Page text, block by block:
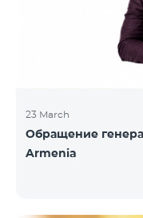
23 March
Обращение
Armenia